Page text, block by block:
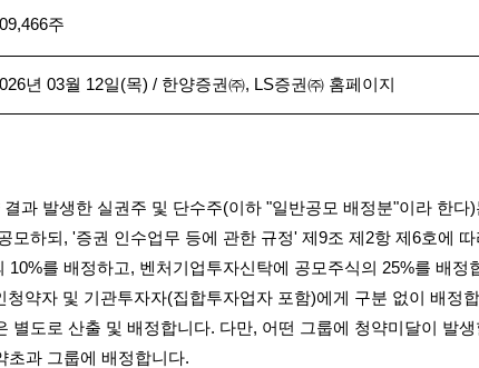
주
년03월 12일(목) / 한양증권㈜, LS증권㈜ 홈페이지
과 발생한 실권주 및 단수주(이하 "일반공모 배정분"이라 한다)
모하되 , '증권 인수업무 등에 관한 규정' 제 9조 제 2항 제 6호에 따
10%를 배정하고, 벤처기업투자신탁에 공모주식의 25%를 배정
청약자 및 기관투자자(집합투자업자 포함)에게 구분 없이 배정
별도로 산출 및 배정합니다. 다만, 어떤 그룹에 청약미달이 발생
초과 그룹에 배정합니다.